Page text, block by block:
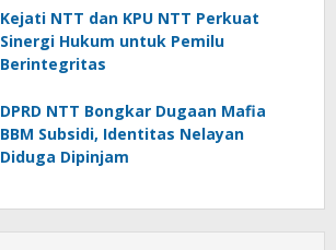
Kejati NTT dan KPU NTT Perkuat
Sinergi Hukum untuk Pemilu
Berintegritas
DPRD NTT Bongkar Dugaan Mafia
BBM Subsidi, Identitas Nelayan
Diduga Dipinjam